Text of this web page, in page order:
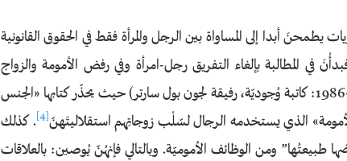
أبدا إلى المساواة بين الرجل والمرأة فقط في الحقوق القانونية
في المطالبة بإلغاء التفريق رجل-امرأة وفي رفض الأمومة والزواج
والأسرة. وكُنّ يستنِدْنَ بقوّة إلى سيمون دي بوفوار (1908-1986: كاتبة وُجوديّة، رفيقة لجون بول سارتر) حيث يحذّر كتابها «الجنس
[4]
. كذلك
طبيعتُها” ومن الوظائف الأموميّة. وبالتالي فإنهُنّ يُوصين: بالعلاقات